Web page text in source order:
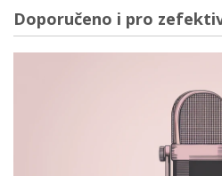
Doporučeno i pro